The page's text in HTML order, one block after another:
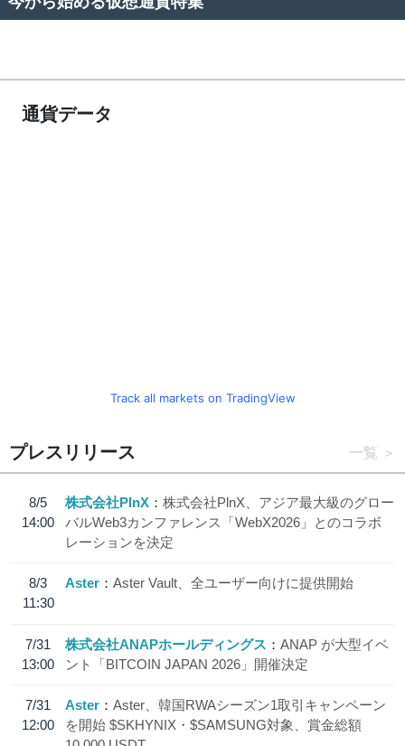
通貨データ
Track all markets on TradingView
プレスリリース 一覧
8/5
14:00
株式会社PlnX
株式会社PlnX、アジア最大級のグロー
バルWeb3カンファレンス「WebX2026」とのコラボ
レーションを決定
8/3
11:30
Aster Aster Vault、全ユーザー向けに提供開始
7/31
13:00
株式会社ANAPホールディングス
ANAP が大型イベ
ント「BITCOIN JAPAN 2026」開催決定
7/31
12:00
Aster
Aster、韓国RWAシーズン1取引キャンペーン
を開始 $SKHYNIX・$SAMSUNG対象、賞金総額